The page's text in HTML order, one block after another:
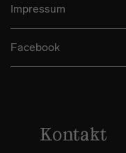
Impressum
Facebook
Kontakt